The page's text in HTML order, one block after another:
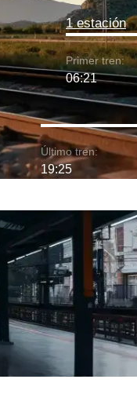
1 estación
Primer tren:
06:21
Último tren:
19:25